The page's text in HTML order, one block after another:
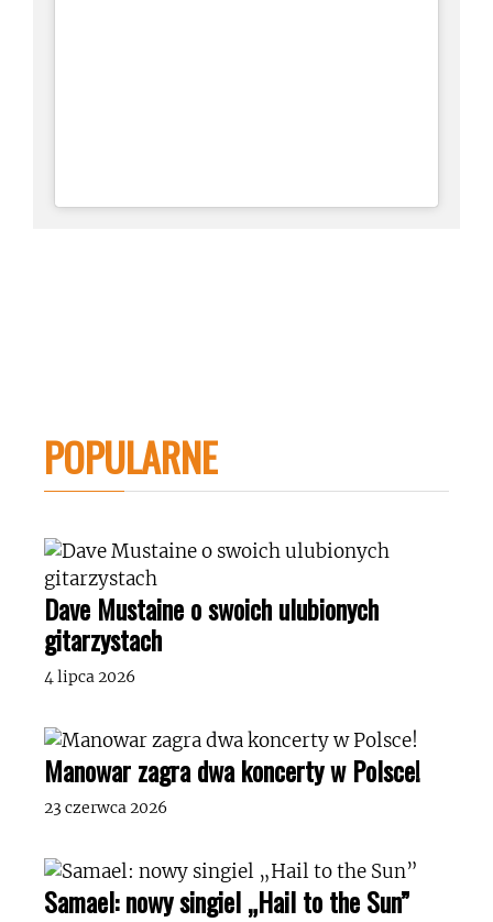
POPULARNE
Dave Mustaine o swoich ulubionych
gitarzystach
4 lipca 2026
Manowar zagra dwa koncerty w Polsce!
23 czerwca 2026
Samael: nowy singiel „Hail to the Sun”